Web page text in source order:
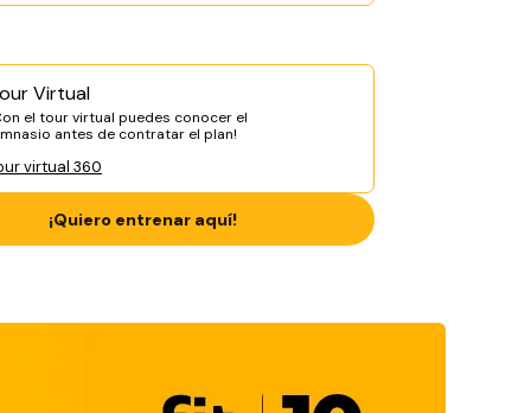
Virtual
el tour virtual puedes conocer el
antes de contratar el plan!
virtual 360
¡Quiero entrenar aquí!